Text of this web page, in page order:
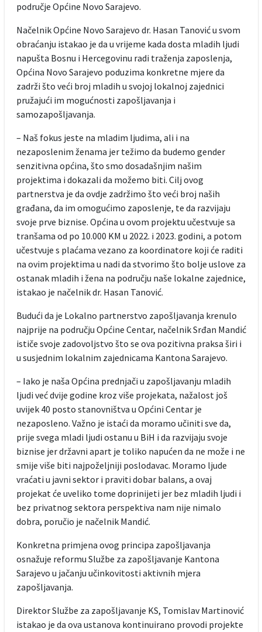
područje Općine Novo Sarajevo.
Načelnik Općine Novo Sarajevo dr. Hasan Tanović u svom
obraćanju istakao je da u vrijeme kada dosta mladih ljudi
napušta Bosnu i Hercegovinu radi traženja zaposlenja,
Općina Novo Sarajevo poduzima konkretne mjere da
zadrži što veći broj mladih u svojoj lokalnoj zajednici
pružajući im mogućnosti zapošljavanja i
samozapošljavanja.
– Naš fokus jeste na mladim ljudima, ali i na
nezaposlenim ženama jer težimo da budemo gender
senzitivna općina, što smo dosadašnjim našim
projektima i dokazali da možemo biti. Cilj ovog
partnerstva je da ovdje zadržimo što veći broj naših
građana, da im omogućimo zaposlenje, te da razvijaju
svoje prve biznise. Općina u ovom projektu učestvuje sa
tranšama od po 10.000 KM u 2022. i 2023. godini, a potom
učestvuje s plaćama vezano za koordinatore koji će raditi
na ovim projektima u nadi da stvorimo što bolje uslove za
ostanak mladih i žena na području naše lokalne zajednice,
istakao je načelnik dr. Hasan Tanović.
Budući da je Lokalno partnerstvo zapošljavanja krenulo
najprije na području Općine Centar, načelnik Srđan Mandić
ističe svoje zadovoljstvo što se ova pozitivna praksa širi i
u susjednim lokalnim zajednicama Kantona Sarajevo.
– Iako je naša Općina prednjači u zapošljavanju mladih
ljudi već dvije godine kroz više projekata, nažalost još
uvijek 40 posto stanovništva u Općini Centar je
nezaposleno. Važno je istaći da moramo učiniti sve da,
prije svega mladi ljudi ostanu u BiH i da razvijaju svoje
biznise jer državni apart je toliko napućen da ne može i ne
smije više biti najpoželjniji poslodavac. Moramo ljude
vraćati u javni sektor i praviti dobar balans, a ovaj
projekat će uveliko tome doprinijeti jer bez mladih ljudi i
bez privatnog sektora perspektiva nam nije nimalo
dobra, poručio je načelnik Mandić.
Konkretna primjena ovog principa zapošljavanja
osnažuje reformu Službe za zapošljavanje Kantona
Sarajevo u jačanju učinkovitosti aktivnih mjera
zapošljavanja.
Direktor Službe za zapošljavanje KS, Tomislav Martinović
istakao je da ova ustanova kontinuirano provodi projekte